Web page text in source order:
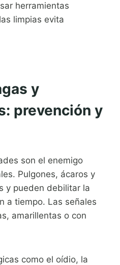
herramientas
limpias evita
y
prevención y
son el enemigo
Pulgones, ácaros y
y pueden debilitar la
a tiempo. Las señales
amarillentas o con
como el oídio, la